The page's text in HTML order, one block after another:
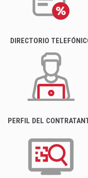
DIRECTORIO
PERFIL DEL